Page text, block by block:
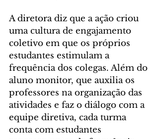
A diretora diz que a ação criou
uma cultura de engajamento
coletivo em que os próprios
estudantes estimulam a
frequência dos colegas. Além do
aluno monitor, que auxilia os
professores na organização das
atividades e faz o diálogo com a
equipe diretiva, cada turma
conta com estudantes